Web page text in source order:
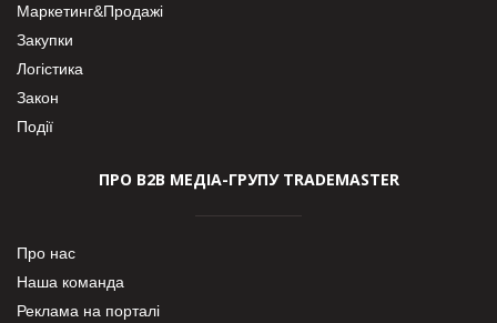
Маркетинг&Продажі
Закупки
Логістика
Закон
Події
ПРО В2В МЕДІА-ГРУПУ TRADEMASTER
Про нас
Наша команда
Реклама на порталі